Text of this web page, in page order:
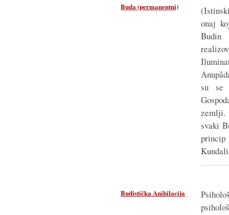
Buda (permanentni)
onaj
su se
zemlji.
svaki
Budistička Anihilacija